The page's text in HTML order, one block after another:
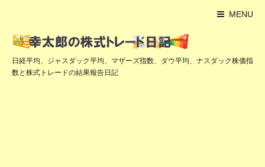
MENU
日経平均、ジャスダック平均、マザーズ指数、ダウ平均、ナスダック株価指
数と株式トレードの結果報告日記